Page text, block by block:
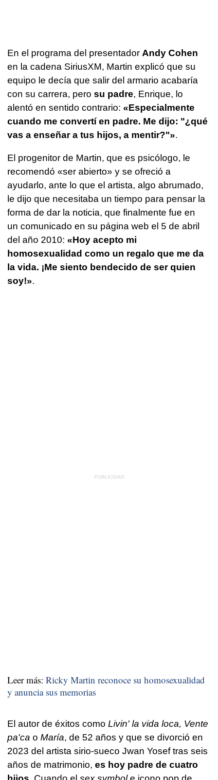
En el programa del presentador Andy Cohen
en la cadena SiriusXM, Martin explicó que su
equipo le decía que salir del armario acabaría
con su carrera, pero su padre, Enrique, lo
alentó en sentido contrario: «Especialmente
cuando me convertí en padre. Me dijo: "¿qué
vas a enseñar a tus hijos, a mentir?"».
El progenitor de Martin, que es psicólogo, le
recomendó «ser abierto» y se ofreció a
ayudarlo, ante lo que el artista, algo abrumado,
le dijo que necesitaba un tiempo para pensar la
forma de dar la noticia, que finalmente fue en
un comunicado en su página web el 5 de abril
del año 2010: «Hoy acepto mi
homosexualidad como un regalo que me da
la vida. ¡Me siento bendecido de ser quien
soy!».
Leer más: Ricky Martin reconoce su homosexualidad
y anuncia sus memorias
El autor de éxitos como Livin' la vida loca, Vente
pa'ca o María, de 52 años y que se divorció en
2023 del artista sirio-sueco Jwan Yosef tras seis
años de matrimonio, es hoy padre de cuatro